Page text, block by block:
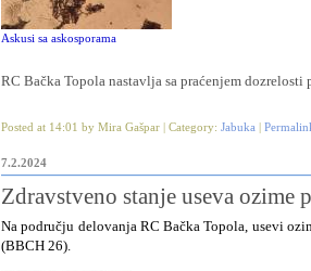
Askusi sa askosporama
RC Bačka Topola nastavlja sa praćenjem dozrelosti
Posted at 14:01 by Mira Gašpar | Category: Jabuka
7.2.2024
Zdravstveno stanje useva ozime
Na području delovanja RC Bačka Topola, usevi
(BBCH 26).